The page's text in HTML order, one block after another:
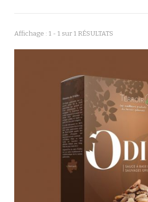
Affichage : 1 - 1 sur 1 RÉSULTATS